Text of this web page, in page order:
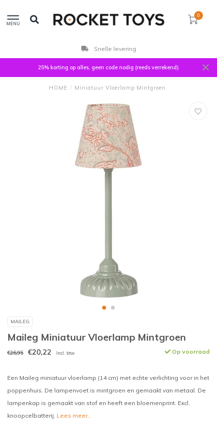
MENU
0
Snelle levering
25% korting op alles, geen code nodig (reeds verrekend)
HOME / Miniatuur Vloerlamp Mintgroen
MAILEG
Maileg Miniatuur Vloerlamp Mintgroen
€26,95 €20,22 Incl. btw Op voorraad
Een Maileg miniatuur vloerlamp (14 cm) met echte verlichting voor in het
poppenhuis. De lampenvoet is mintgroen en gemaakt van metaal. De
lampenkap is gemaakt van stof en heeft een bloemenprint. Excl.
knoopcelbatterij. Lees meer..